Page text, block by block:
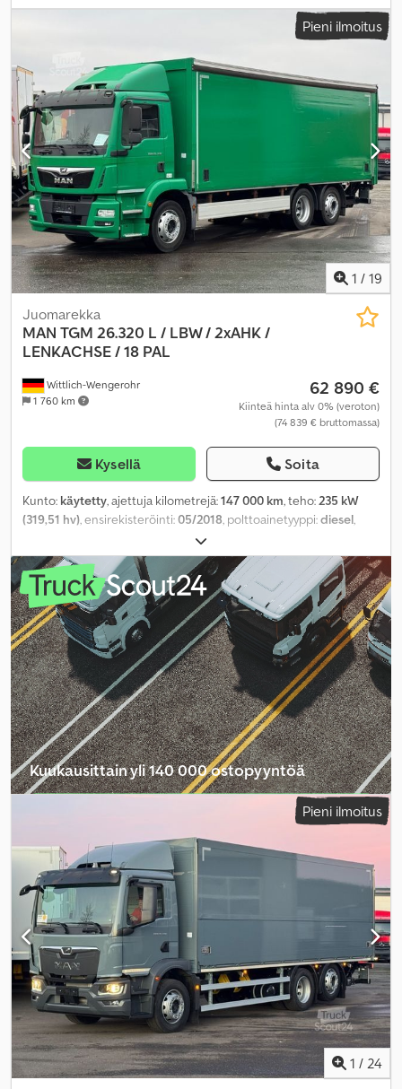
5 080 mm, polttoaine:diesel, väri:punainen, ohjaamo:
, vaihteiden
9 150 mm
, kokonaisleveys:2 550 mm, kokonaiskorkeus:
sallittu akselikuorma (akseli 1):
7 500 kg
, sallittu akselikuorma
(akseli 2):11 500 kg, kuormatilan pituus:
, lastitilan leveys:
2 480 mm
, kuormatilan korkeus:
Varusteet:ABS, ilmastointi, keskuslukitus, spoileri, sumuvalot,
sähköinen ikkunansäätö, sähkötoiminen peili, takalaitanostin,
tasauspyörästön lukko, vakionopeudensäädin
Pieni ilmoitus
1 / 19
Wittlich-Wengerohr
1 760 km
Juomarekka
MAN TGM 26.320 L / LBW / 2xAHK /
LENKACHSE / 18 PAL
62 890 €
Kiinteä hinta alv 0% (veroton)
(74 839 € bruttomassa)
Kysellä Soita
Kunto: käytetty, ajettuja kilometrejä:147 000 km, teho:235 kW
(319,51 hv), ensirekisteröinti:05/2018, polttoainetyyppi:diesel,
, akselikokoonpano:
vaihteistotyyppi:automaattinen, päästöluokka:Euro 6,
kuormatilan pituus:7 300 mm, lastitilan leveys: 2 480 mm,
kuormatilan korkeus:2 100 mm, Varusteet: ABS, ilmastointi,
navigointijärjestelmä, takalaitanostin
Kuukausittain yli 140 000 ostopyyntöä
Pieni ilmoitus
1 / 24